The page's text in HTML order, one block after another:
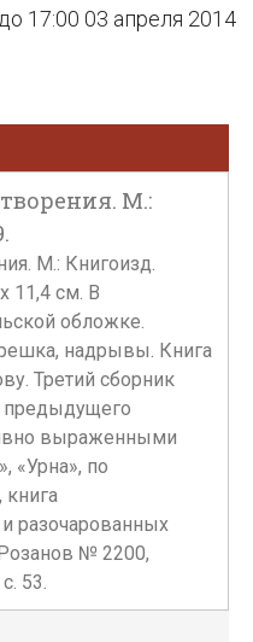
17:00 03 апреля 2014
М.:
М.: Книгоизд.
11,4 см. В
обложке.
надрывы. Книга
Третий сборник
предыдущего
выраженными
«Урна», по
разочарованных
Розанов № 2200,
53.